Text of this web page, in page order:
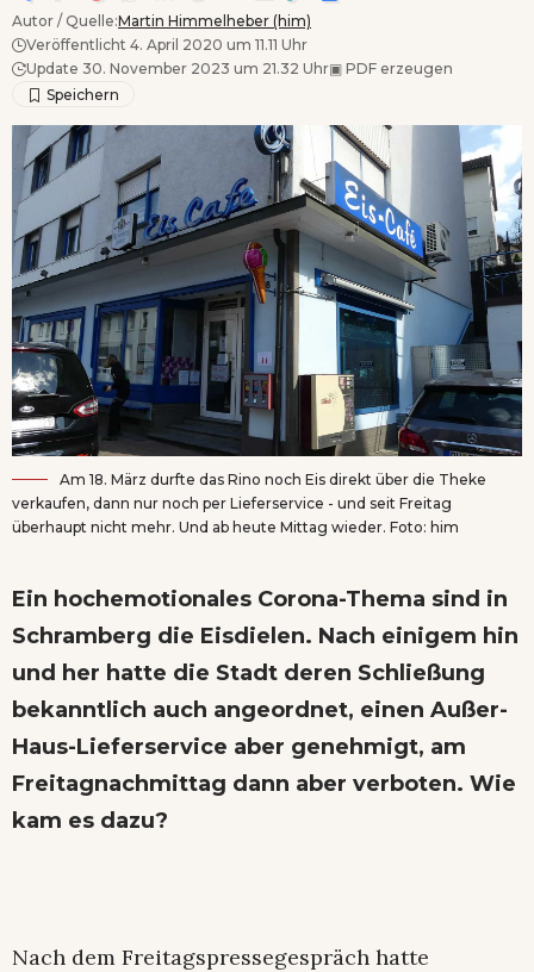
Autor / Quelle:Martin Himmelheber (him)
Veröffentlicht 4. April 2020 um 11.11 Uhr
Update 30. November 2023 um 21.32 Uhr▣ PDF erzeugen
Am 18. März durfte das Rino noch Eis direkt über die Theke
verkaufen, dann nur noch per Lieferservice - und seit Freitag
überhaupt nicht mehr. Und ab heute Mittag wieder. Foto: him
Ein hochemotionales Corona-Thema sind in
Schramberg die Eisdielen. Nach einigem hin
und her hatte die Stadt deren Schließung
bekanntlich auch angeordnet, einen Außer-
Haus-Lieferservice aber genehmigt, am
Freitagnachmittag dann aber verboten. Wie
kam es dazu?
Nach dem Freitagspressegespräch hatte